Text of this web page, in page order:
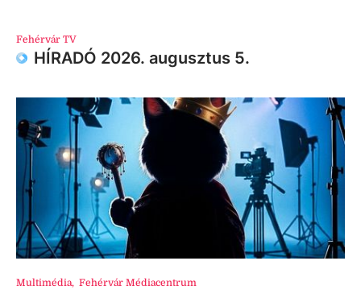
Fehérvár TV
HÍRADÓ 2026. augusztus 5.
Multimédia, Fehérvár Médiacentrum